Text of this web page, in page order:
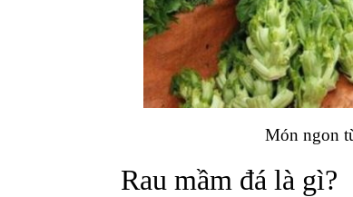
Món ngon
Rau mầm đá là gì?